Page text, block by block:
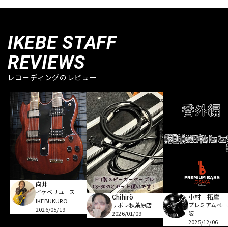
IKEBE STAFF
REVIEWS
レコーディングのレビュー
向井
イケベリユース
IKEBUKURO
2026/05/19
Chihirö
リボレ秋葉原店
2026/01/09
小村 拓摩
プレミアムベ
阪
2025/12/06